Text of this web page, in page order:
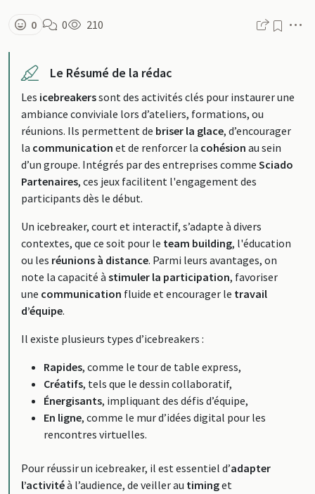
0 0 210
Le Résumé de la rédac
Les icebreakerssont des activités clés pour instaurer une
ambiance conviviale lors d’ateliers, formations, ou
réunions. Ils permettent de briser la glace, d’encourager
la communication et de renforcer la cohésion au sein
d’un groupe. Intégrés par des entreprises comme Sciado
Partenaires, ces jeux facilitent l'engagement des
participants dès le début.
Un icebreaker, court et interactif, s’adapte à divers
contextes, que ce soit pour le team building, l'éducation
ou les réunions à distance. Parmi leurs avantages, on
note la capacité à stimuler la participation, favoriser
une communication fluide et encourager le travail
d’équipe.
Il existe plusieurs types d’icebreakers :
Rapides, comme le tour de table express,
Créatifs, tels que le dessin collaboratif,
Énergisants, impliquant des défis d’équipe,
En ligne, comme le mur d’idées digital pour les
rencontres virtuelles.
Pour réussir un icebreaker, il est essentiel d’adapter
l’activitéà l’audience, de veiller au timinget